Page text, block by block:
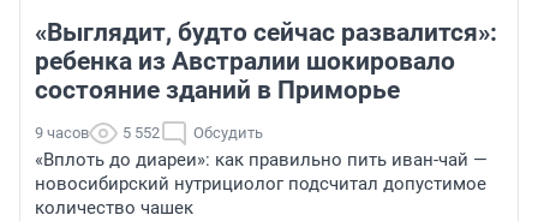
«Выглядит, будто сейчас развалится»:
ребенка из Австралии шокировало
состояние зданий в Приморье
9 часов 5 552 Обсудить
«Вплоть до диареи»: как правильно пить иван-чай —
новосибирский нутрициолог подсчитал допустимое
количество чашек